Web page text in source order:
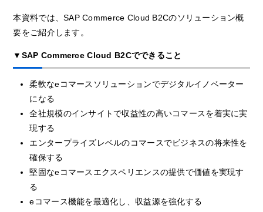
本資料では、SAP Commerce Cloud B2Cのソリューション概
要をご紹介します。
▼SAP Commerce Cloud B2Cでできること
柔軟なeコマースソリューションでデジタルイノベーター
になる
全社規模のインサイトで収益性の高いコマースを着実に実
現する
エンタープライズレベルのコマースでビジネスの将来性を
確保する
堅固なeコマースエクスペリエンスの提供で価値を実現す
る
eコマース機能を最適化し、収益源を強化する